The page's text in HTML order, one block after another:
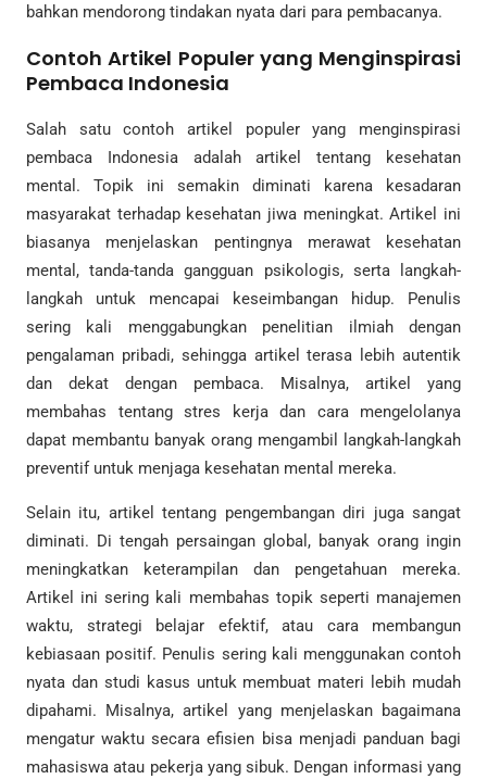
bahkan mendorong tindakan nyata dari para pembacanya.
Contoh Artikel Populer yang Menginspirasi
Pembaca Indonesia
Salah satu contoh artikel populer yang menginspirasi
pembaca Indonesia adalah artikel tentang kesehatan
mental. Topik ini semakin diminati karena kesadaran
masyarakat terhadap kesehatan jiwa meningkat. Artikel ini
biasanya menjelaskan pentingnya merawat kesehatan
mental, tanda-tanda gangguan psikologis, serta langkah-
langkah untuk mencapai keseimbangan hidup. Penulis
sering kali menggabungkan penelitian ilmiah dengan
pengalaman pribadi, sehingga artikel terasa lebih autentik
dan dekat dengan pembaca. Misalnya, artikel yang
membahas tentang stres kerja dan cara mengelolanya
dapat membantu banyak orang mengambil langkah-langkah
preventif untuk menjaga kesehatan mental mereka.
Selain itu, artikel tentang pengembangan diri juga sangat
diminati. Di tengah persaingan global, banyak orang ingin
meningkatkan keterampilan dan pengetahuan mereka.
Artikel ini sering kali membahas topik seperti manajemen
waktu, strategi belajar efektif, atau cara membangun
kebiasaan positif. Penulis sering kali menggunakan contoh
nyata dan studi kasus untuk membuat materi lebih mudah
dipahami. Misalnya, artikel yang menjelaskan bagaimana
mengatur waktu secara efisien bisa menjadi panduan bagi
mahasiswa atau pekerja yang sibuk. Dengan informasi yang